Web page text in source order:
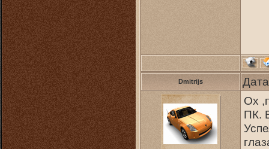
Dmitrijs
Ох
ПК.